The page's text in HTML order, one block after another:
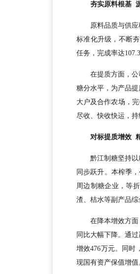
夯实原料根基
原料品质与供
标准化升级，不断
任务，完成率达
在提质方面，
糖分水平，为产品
大户及合作农场，
尽收、快收快运，
对标提质增效
黔江制糖坚持
同步跃升。本榨季
周边制糖企业，等
渣、桔水等副产品
在降本增效方
同比大幅下降。通
增效476万元。同时
现国有资产保值增值